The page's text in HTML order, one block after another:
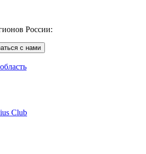
России:
с нами
Club